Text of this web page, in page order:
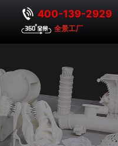
400-139-2929
全景工厂